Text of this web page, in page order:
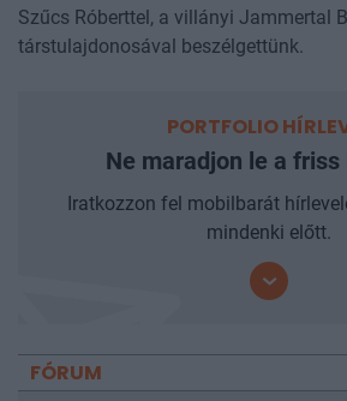
Szűcs Róberttel, a villányi Jammertal
társtulajdonosával beszélgettünk.
PORTFOLIO
Ne maradjon le a
Iratkozzon fel mobilbarát
mindenki előtt.
FÓRUM